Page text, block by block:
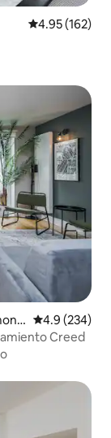
Calificación
4.95 (162)
Calificación
4.9 (234)
Creed